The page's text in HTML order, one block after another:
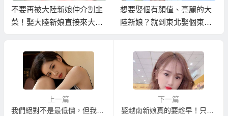
不要再被大陸新娘仲介割韭
菜！娶大陸新娘直接來大陸
想要娶個有顏值、亮麗的大
陸新娘？就到東北娶個東北
上一篇
我們絕對不是最低價，但我們卻能讓您真正順利娶到東北新娘！
下一篇
娶越南新娘真的要趁早！只會越來越難娶，不會越來越好娶！